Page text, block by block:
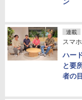
連載
スマ
ハー
と要
者の